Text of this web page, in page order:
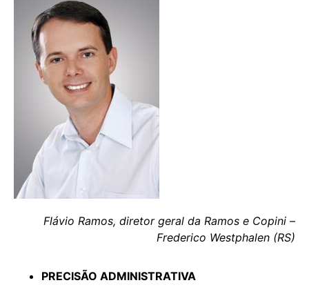
Flávio Ramos, diretor geral da Ramos e Copini –
Frederico Westphalen (RS)
PRECISÃO ADMINISTRATIVA